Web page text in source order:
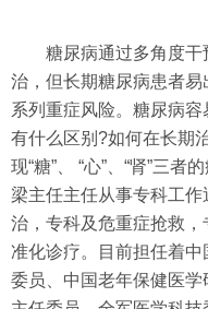
糖尿病通过多角度
治，但长期糖尿病患者
系列重症风险。糖尿病
有什么区别?如何在长期
现“糖”、 “心”、“肾”三者
梁主任主任从事专科工
治，专科及危重症抢救
准化诊疗。目前担任着
委员、中国老年保健医